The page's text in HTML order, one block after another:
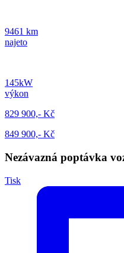
9461 km
najeto
145kW
výkon
829 900,- Kč
849 900,- Kč
Nezávazná poptávka
Tisk